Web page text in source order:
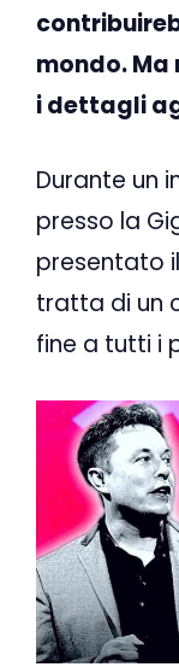
mondo.
i dettagli
Durante un
presso la
presentato il
tratta di un
fine a tutti i